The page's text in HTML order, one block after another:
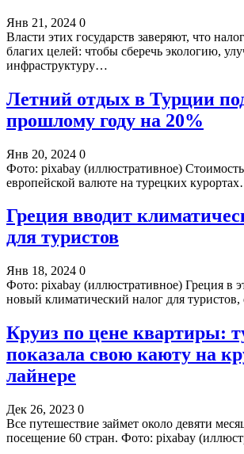
Янв 21, 2024 0
Власти этих государств заверяют, что
благих целей: чтобы сберечь экологию,
инфраструктуру…
Летний отдых в Турции
прошлому году на 20%
Янв 20, 2024 0
Фото: pixabay (иллюстративное)
европейской валюте на турецких
Греция вводит
для туристов
Янв 18, 2024 0
Фото: pixabay (иллюстративное) Греция в
новый климатический налог для
Круиз по цене квартиры:
показала свою каюту на
лайнере
Дек 26, 2023 0
Все путешествие займет около девяти
посещение 60 стран. Фото: pixabay